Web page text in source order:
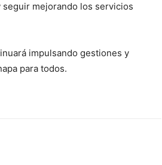
mejorando los servicios
impulsando gestiones y
para todos.